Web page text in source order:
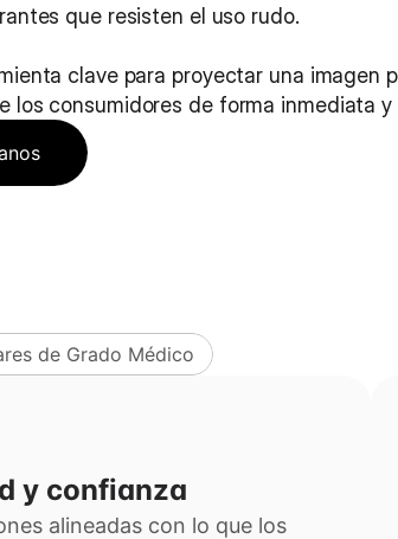
que resisten el uso rudo.
clave para proyectar una imagen
los consumidores de forma inmediata y
de Grado Médico
y confianza
alineadas con lo que los